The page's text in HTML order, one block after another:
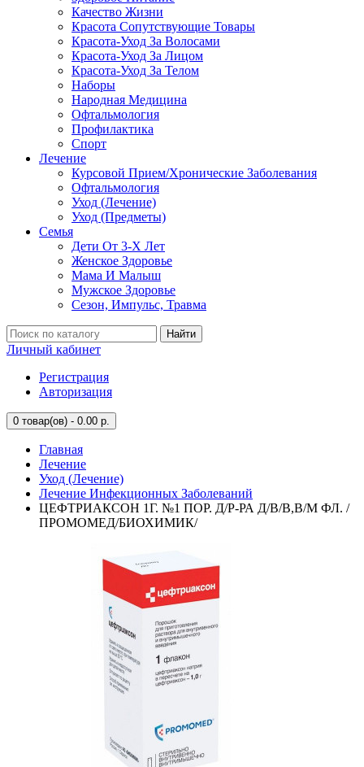
Качество Жизни
Красота Сопутствующие Товары
Красота-Уход За Волосами
Красота-Уход За Лицом
Красота-Уход За Телом
Наборы
Народная Медицина
Офтальмология
Профилактика
Спорт
Лечение
Курсовой Прием/Хронические Заболевания
Офтальмология
Уход (Лечение)
Уход (Предметы)
Семья
Дети От 3-Х Лет
Женское Здоровье
Мама И Малыш
Мужское Здоровье
Сезон, Импульс, Травма
Найти
Личный кабинет
Регистрация
Авторизация
0 товар(ов) - 0.00 р.
Главная
Лечение
Уход (Лечение)
Лечение Инфекционных Заболеваний
ЦЕФТРИАКСОН 1Г. №1 ПОР. Д/Р-РА Д/В/В,В/М ФЛ. /
ПРОМОМЕД/БИОХИМИК/